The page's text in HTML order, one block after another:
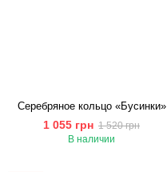
Серебряное кольцо «Бусинки»
1 055 грн 1 520 грн
В наличии